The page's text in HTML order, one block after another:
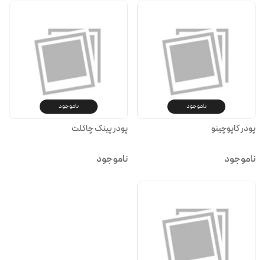
ناموجود
پودر کاپوچینو
ناموجود
ناموجود
پودر پینک چاکلت
ناموجود